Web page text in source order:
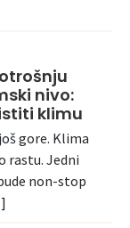
nivo:
klimu
gore. Klima
rastu. Jedni
non-stop